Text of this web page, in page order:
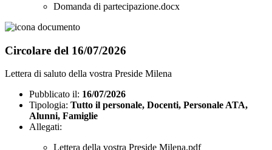
Domanda di partecipazione.docx
Circolare del 16/07/2026
Lettera di saluto della vostra Preside Milena
Pubblicato il: 16/07/2026
Tipologia: Tutto il personale, Docenti, Personale ATA,
Alunni, Famiglie
Allegati:
Lettera della vostra Preside Milena.pdf